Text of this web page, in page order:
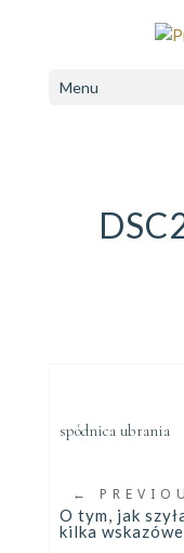
Menu
spódnica ubrania
←
O tym, jak
kilka